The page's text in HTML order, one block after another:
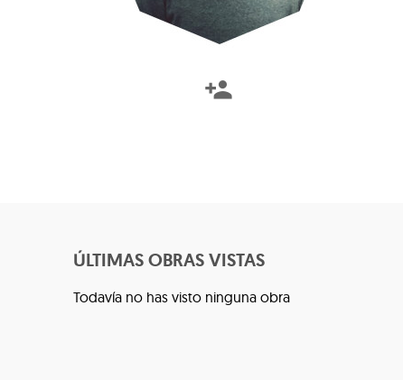
ÚLTIMAS OBRAS VISTAS
Todavía no has visto ninguna obra